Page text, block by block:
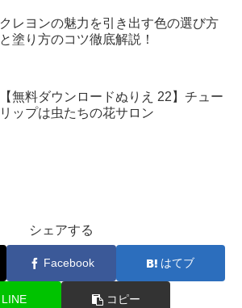
クレヨンの魅力を引き出す色の選び方
と塗り方のコツ徹底解説！
【無料ダウンロードぬりえ 22】チュー
リップは虫たちの花サロン
シェアする
Facebook はてブ
LINE コピー